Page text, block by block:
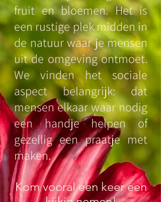
fruit en bloemen. Het is
een rustige plek midden in
de natuur waar je mensen
uit de omgeving ontmoet.
We vinden het sociale
aspect belangrijk: dat
mensen elkaar waar nodig
een handje helpen of
gezellig een praatje met
maken.
Kom vooral een keer een